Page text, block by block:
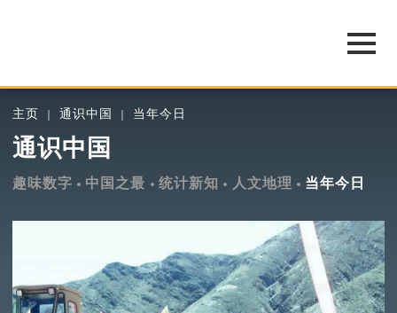
主页 通识中国 当年今日
通识中国
趣味数字 中国之最 统计新知 人文地理 当年今日